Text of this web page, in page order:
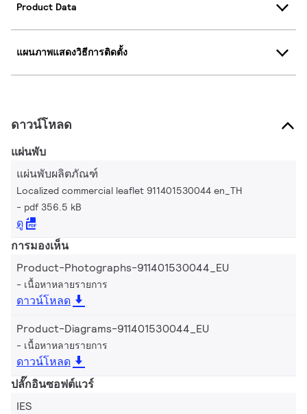
Product Data
แผนภาพแสดงวิธีการติดตั้ง
ดาวน์โหลด
แผ่นพับ
แผ่นพับผลิตภัณฑ์
Localized commercial leaflet 911401530044 en_TH
pdf 356.5 kB
ดู
การมองเห็น
Product-Photographs-911401530044_EU
เนื้อหาหลายรายการ
ดาวน์โหลด
Product-Diagrams-911401530044_EU
เนื้อหาหลายรายการ
ดาวน์โหลด
ปลั๊กอินซอฟต์แวร์
IES